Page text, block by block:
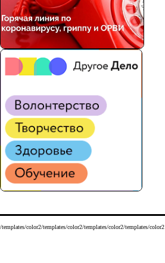
/templates/color2/templates/color2/templates/color2/templates/color2